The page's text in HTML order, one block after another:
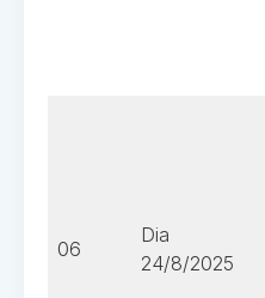
06
Dia
24/8/2025